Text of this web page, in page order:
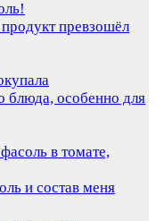
превзошёл
блюда, особенно для
в томате,
и состав меня